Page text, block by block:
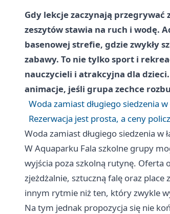
Gdy lekcje zaczynają przegrywać
zeszytów stawia na ruch i wodę.
basenowej strefie, gdzie zwykły
zabawy. To nie tylko sport i
nauczycieli i atrakcyjna dla
animacje, jeśli grupa zechce
Woda zamiast długiego siedzenia w
Rezerwacja jest prosta, a ceny
Woda zamiast długiego siedzenia w
W Aquaparku Fala szkolne grupy
wyjścia poza szkolną rutynę. Oferta
zjeżdżalnie, sztuczną falę oraz
innym rytmie niż ten, który zwykle
Na tym jednak propozycja się nie